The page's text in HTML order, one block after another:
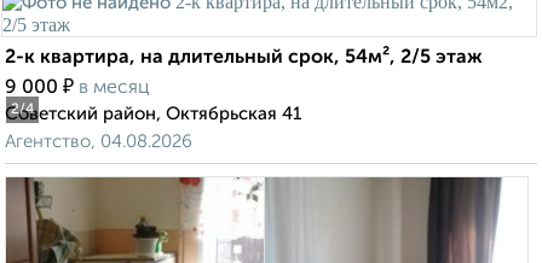
2/4
2-к квартира, на длительный срок, 54м², 2/5 этаж
9 000 ₽ в месяц
Советский район, Октябрьская 41
Агентство, 04.08.2026